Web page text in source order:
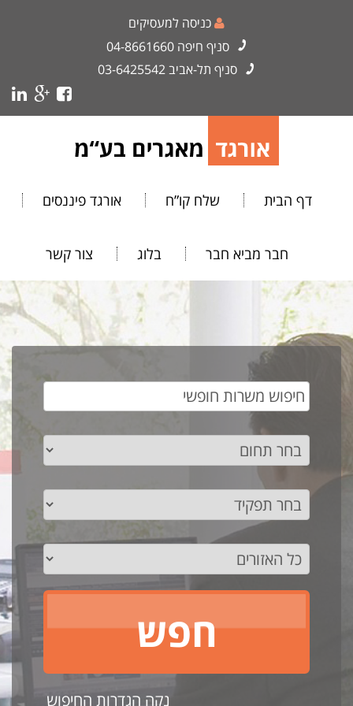
כניסה למעסיקים
סניף חיפה 04-8661660
סניף תל-אביב03-6425542
דף הבית שלח קו”ח אורגד פיננסים
חבר מביא חבר בלוג צור קשר
נקה הגדרות החיפוש